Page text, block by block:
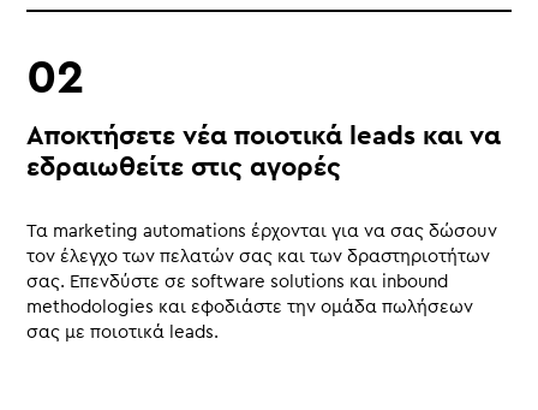
Αποκτήσετε νέα ποιοτικά leads και να
εδραιωθείτε στις αγορές
Τα marketing automations έρχονται για να σας δώσουν
τον έλεγχο των πελατών σας και των δραστηριοτήτων
σας. Επενδύστε σε software solutions και inbound
methodologies και εφοδιάστε την ομάδα πωλήσεων
σας με ποιοτικά leads.